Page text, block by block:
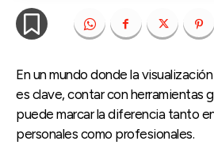
En un mundo donde la
es clave, contar con herramientas
puede marcar la diferencia tanto
personales como profesionales.